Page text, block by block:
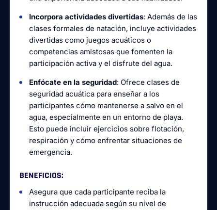
Incorpora actividades divertidas: Además de las
clases formales de natación, incluye actividades
divertidas como juegos acuáticos o
competencias amistosas que fomenten la
participación activa y el disfrute del agua.
Enfócate en la seguridad: Ofrece clases de
seguridad acuática para enseñar a los
participantes cómo mantenerse a salvo en el
agua, especialmente en un entorno de playa.
Esto puede incluir ejercicios sobre flotación,
respiración y cómo enfrentar situaciones de
emergencia.
BENEFICIOS:
Asegura que cada participante reciba la
instrucción adecuada según su nivel de